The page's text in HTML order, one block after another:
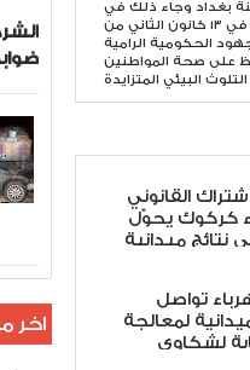
بغداد وجاء ذلك في
جلسته الاعتيادية الثانية المنعقدة في ١٣ كانون الثاني من
الحكومية الرامية
على صحة المواطنين
البيئي المتزايدة
القانوني
كركوك يحوّل
نتائج ميدانية
تواصل
لمعالجة
لشكاوى
اخر